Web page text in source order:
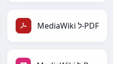
MediaWiki ל-PDF